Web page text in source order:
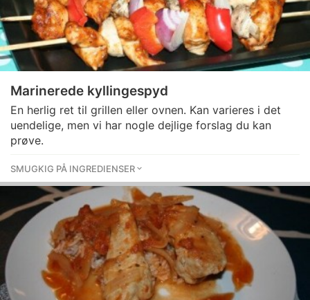
Marinerede kyllingespyd
En herlig ret til grillen eller ovnen. Kan varieres i det
uendelige, men vi har nogle dejlige forslag du kan
prøve.
SMUGKIG PÅ INGREDIENSER